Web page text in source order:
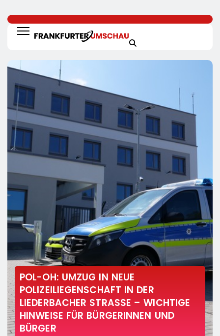
POL-OH: UMZUG IN NEUE
POLIZEILIEGENSCHAFT IN DER
LIEDERBACHER STRASSE – WICHTIGE H
INWEISE FÜR BÜRGERINNEN UND B
ÜRGER